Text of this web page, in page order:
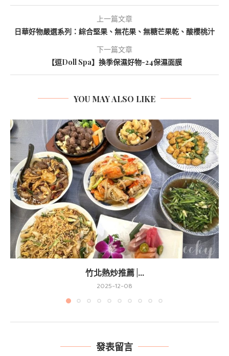
上一篇文章
日華好物嚴選系列：綜合堅果、無花果、無糖芒果乾、酸櫻桃汁
下一篇文章
【逗Doll Spa】換季保濕好物-24保濕面膜
YOU MAY ALSO LIKE
竹北熱炒推薦 |...
2025-12-08
發表留言